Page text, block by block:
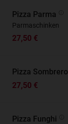
Pizza Parma
Parmaschinken
27,50 €
Pizza Sombrero
27,50 €
Pizza Funghi